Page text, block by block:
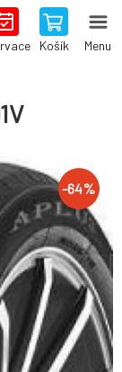
Košík Menu
-64%